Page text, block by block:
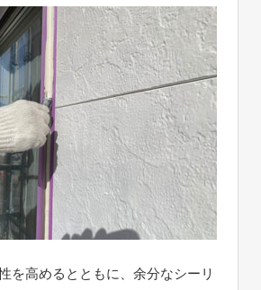
を高めるとともに、余分なシーリ